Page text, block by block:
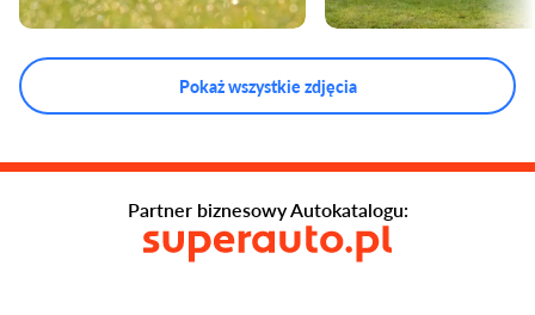
Pokaż wszystkie zdjęcia
Partner biznesowy Autokatalogu: